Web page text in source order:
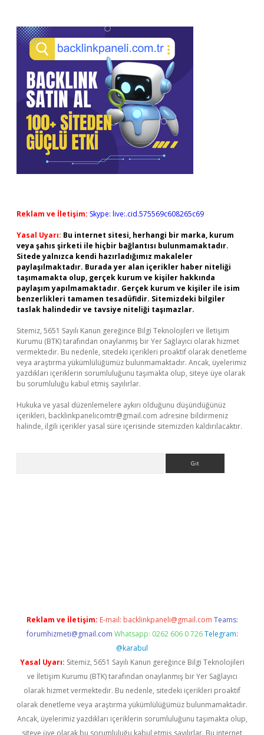
Reklam ve İletişim: Skype: live:.cid.575569c608265c69
Yasal Uyarı: Bu internet sitesi, herhangi bir marka, kurum
veya şahıs şirketi ile hiçbir bağlantısı bulunmamaktadır.
Sitede yalnızca kendi hazırladığımız makaleler
paylaşılmaktadır. Burada yer alan içerikler haber niteliği
taşımamakta olup, gerçek kurum ve kişiler hakkında
paylaşım yapılmamaktadır. Gerçek kurum ve kişiler ile isim
benzerlikleri tamamen tesadüfidir. Sitemizdeki bilgiler
taslak halindedir ve tavsiye niteliği taşımazlar.
Sitemiz, 5651 Sayılı Kanun gereğince Bilgi Teknolojileri ve İletişim
Kurumu (BTK) tarafından onaylanmış bir Yer Sağlayıcı olarak hizmet
vermektedir. Bu nedenle, sitedeki içerikleri proaktif olarak denetleme
veya araştırma yükümlülüğümüz bulunmamaktadır. Ancak, üyelerimiz
yazdıkları içeriklerin sorumluluğunu taşımakta olup, siteye üye olarak
bu sorumluluğu kabul etmiş sayılırlar.
Hukuka ve yasal düzenlemelere aykırı olduğunu düşündüğünüz
içerikleri, backlinkpanelicomtr@gmail.com adresine bildirmeniz
halinde, ilgili içerikler yasal süre içerisinde sitemizden kaldırılacaktır.
Reklam ve İletişim: E-mail: backlinkpaneli@gmail.com Teams:
forumhizmeti@gmail.com Whatsapp: 0262 606 0 726 Telegram:
@karabul
Yasal Uyarı: Sitemiz, 5651 Sayılı Kanun gereğince Bilgi Teknolojileri
ve İletişim Kurumu (BTK) tarafından onaylanmış bir Yer Sağlayıcı
olarak hizmet vermektedir. Bu nedenle, sitedeki içerikleri proaktif
olarak denetleme veya araştırma yükümlülüğümüz bulunmamaktadır.
Ancak, üyelerimiz yazdıkları içeriklerin sorumluluğunu taşımakta olup,
siteye üye olarak bu sorumluluğu kabul etmiş sayılırlar. Bu internet